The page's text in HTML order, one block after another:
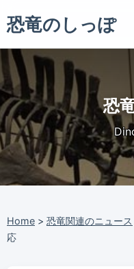
恐竜のしっぽ
恐
Home > 恐竜関連のニュース
応